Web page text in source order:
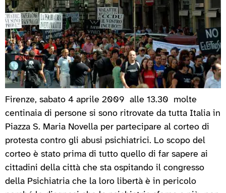
Firenze, sabato 4 aprile 2009 alle 13.30 molte
centinaia di persone si sono ritrovate da tutta Italia in
Piazza S. Maria Novella per partecipare al corteo di
protesta contro gli abusi psichiatrici. Lo scopo del
corteo è stato prima di tutto quello di far sapere ai
cittadini della città che sta ospitando il congresso
della Psichiatria che la loro libertà è in pericolo